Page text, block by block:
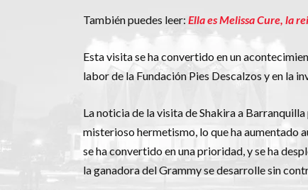
También puedes leer: Ella es Melissa Cure, la
Esta visita se ha convertido en un
labor de la Fundación Pies Descalzos y en la
La noticia de la visita de Shakira a
misterioso hermetismo, lo que ha aumentado
se ha convertido en una prioridad, y se ha
la ganadora del Grammy se desarrolle sin